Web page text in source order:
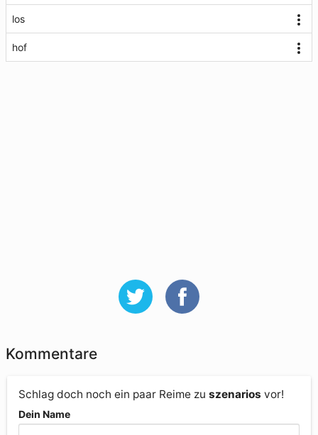
los
hof
Kommentare
Schlag doch noch ein paar Reime zu szenarios vor!
Dein Name